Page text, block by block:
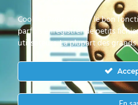
Cookies Pour assurer le bon
parfois enregistrer de petits
utilisateurs. La plupart des